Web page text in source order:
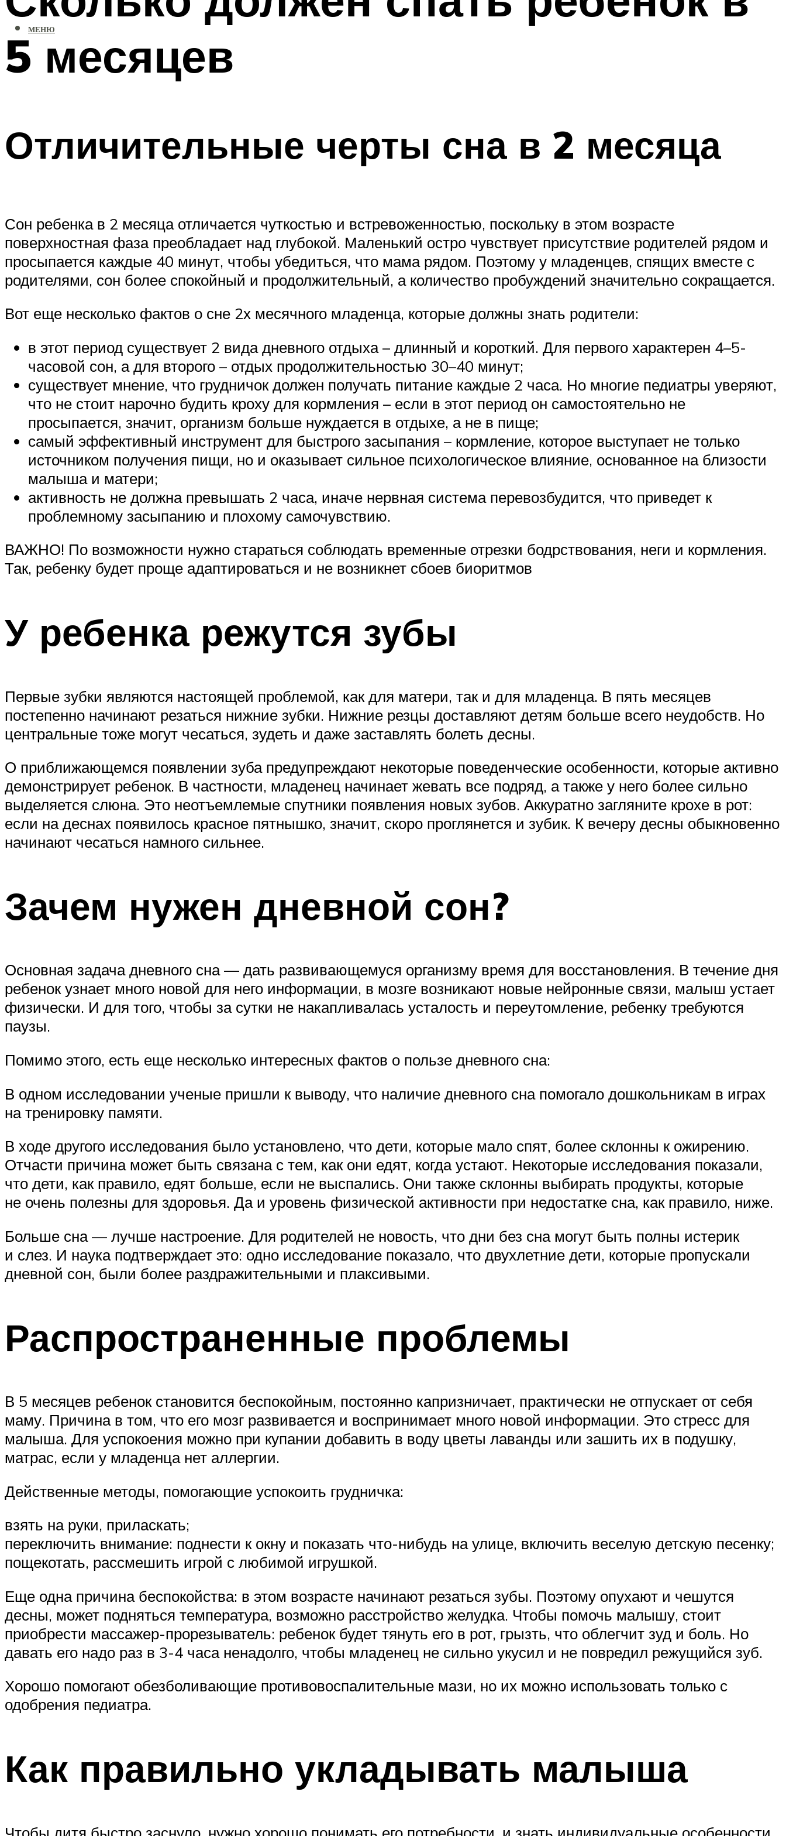
МЕНЮ
5 месяцев
Отличительные черты сна в 2 месяца
Сон ребенка в 2 месяца отличается чуткостью и встревоженностью, поскольку в этом возрасте
поверхностная фаза преобладает над глубокой. Маленький остро чувствует присутствие родителей рядом и
просыпается каждые 40 минут, чтобы убедиться, что мама рядом. Поэтому у младенцев, спящих вместе с
родителями, сон более спокойный и продолжительный, а количество пробуждений значительно сокращается.
Вот еще несколько фактов о сне 2х месячного младенца, которые должны знать родители:
в этот период существует 2 вида дневного отдыха – длинный и короткий. Для первого характерен 4–5-
часовой сон, а для второго – отдых продолжительностью 30–40 минут;
существует мнение, что грудничок должен получать питание каждые 2 часа. Но многие педиатры уверяют,
что не стоит нарочно будить кроху для кормления – если в этот период он самостоятельно не
просыпается, значит, организм больше нуждается в отдыхе, а не в пище;
самый эффективный инструмент для быстрого засыпания – кормление, которое выступает не только
источником получения пищи, но и оказывает сильное психологическое влияние, основанное на близости
малыша и матери;
активность не должна превышать 2 часа, иначе нервная система перевозбудится, что приведет к
проблемному засыпанию и плохому самочувствию.
ВАЖНО! По возможности нужно стараться соблюдать временные отрезки бодрствования, неги и кормления.
Так, ребенку будет проще адаптироваться и не возникнет сбоев биоритмов
У ребенка режутся зубы
Первые зубки являются настоящей проблемой, как для матери, так и для младенца. В пять месяцев
постепенно начинают резаться нижние зубки. Нижние резцы доставляют детям больше всего неудобств. Но
центральные тоже могут чесаться, зудеть и даже заставлять болеть десны.
О приближающемся появлении зуба предупреждают некоторые поведенческие особенности, которые активно
демонстрирует ребенок. В частности, младенец начинает жевать все подряд, а также у него более сильно
выделяется слюна. Это неотъемлемые спутники появления новых зубов. Аккуратно загляните крохе в рот:
если на деснах появилось красное пятнышко, значит, скоро проглянется и зубик. К вечеру десны обыкновенно
начинают чесаться намного сильнее.
Зачем нужен дневной сон?
Основная задача дневного сна — дать развивающемуся организму время для восстановления. В течение дня
ребенок узнает много новой для него информации, в мозге возникают новые нейронные связи, малыш устает
физически. И для того, чтобы за сутки не накапливалась усталость и переутомление, ребенку требуются
паузы.
Помимо этого, есть еще несколько интересных фактов о пользе дневного сна:
В одном исследовании ученые пришли к выводу, что наличие дневного сна помогало дошкольникам в играх
на тренировку памяти.
В ходе другого исследования было установлено, что дети, которые мало спят, более склонны к ожирению.
Отчасти причина может быть связана с тем, как они едят, когда устают. Некоторые исследования показали,
что дети, как правило, едят больше, если не выспались. Они также склонны выбирать продукты, которые
не очень полезны для здоровья. Да и уровень физической активности при недостатке сна, как правило, ниже.
Больше сна — лучше настроение. Для родителей не новость, что дни без сна могут быть полны истерик
и слез. И наука подтверждает это: одно исследование показало, что двухлетние дети, которые пропускали
дневной сон, были более раздражительными и плаксивыми.
Распространенные проблемы
В 5 месяцев ребенок становится беспокойным, постоянно капризничает, практически не отпускает от себя
маму. Причина в том, что его мозг развивается и воспринимает много новой информации. Это стресс для
малыша. Для успокоения можно при купании добавить в воду цветы лаванды или зашить их в подушку,
матрас, если у младенца нет аллергии.
Действенные методы, помогающие успокоить грудничка:
взять на руки, приласкать;
переключить внимание: поднести к окну и показать что-нибудь на улице, включить веселую детскую песенку;
пощекотать, рассмешить игрой с любимой игрушкой.
Еще одна причина беспокойства: в этом возрасте начинают резаться зубы. Поэтому опухают и чешутся
десны, может подняться температура, возможно расстройство желудка. Чтобы помочь малышу, стоит
приобрести массажер-прорезыватель: ребенок будет тянуть его в рот, грызть, что облегчит зуд и боль. Но
давать его надо раз в 3-4 часа ненадолго, чтобы младенец не сильно укусил и не повредил режущийся зуб.
Хорошо помогают обезболивающие противовоспалительные мази, но их можно использовать только с
одобрения педиатра.
Как правильно укладывать малыша
Чтобы дитя быстро заснуло, нужно хорошо понимать его потребности, и знать индивидуальные особенности.